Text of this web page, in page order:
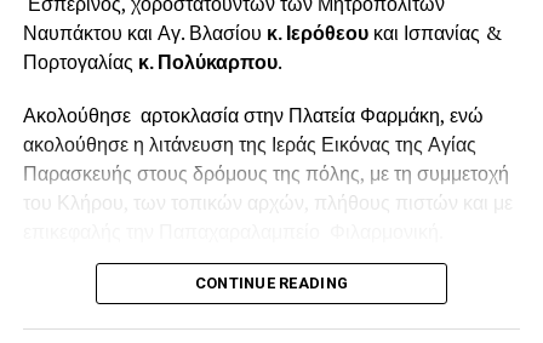
Ναυπάκτου και Αγ. Βλασίου κ. Ιερόθεουκαι Ισπανίας &
Πορτογαλίας κ. Πολύκαρπου.
Ακολούθησε αρτοκλασία στην Πλατεία Φαρμάκη, ενώ
ακολούθησε η λιτάνευση της Ιεράς Εικόνας της Αγίας
Παρασκευής στους δρόμους της πόλης, με τη συμμετοχή
του Κλήρου, των τοπικών αρχών, πλήθους πιστών και με
Ανήμερα της εορτής, Κυριακή 26 Ιουλίου
πρωί θα τελεστεί ο Πανηγυρικός Όρθρος και η
CONTINUE READING